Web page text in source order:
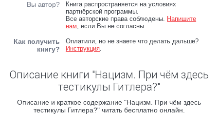
Вы автор?
Книга распространяется на условиях
партнёрской программы.
Все авторские права соблюдены. Напишите
нам, если Вы не согласны.
Как получить
книгу?
Оплатили, но не знаете что делать дальше?
Инструкция.
Описание книги "Нацизм. При чём здесь
тестикулы Гитлера?"
Описание и краткое содержание "Нацизм. При чём здесь
тестикулы Гитлера?" читать бесплатно онлайн.